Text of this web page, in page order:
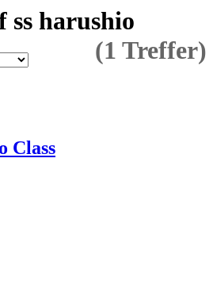
ss harushio
(1 Treffer)
Class